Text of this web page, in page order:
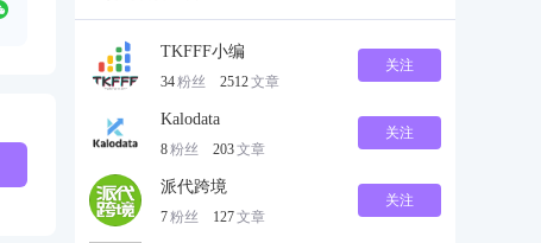
TKFFF小编
34粉丝 2512文章
关注
Kalodata
8粉丝 203文章
关注
派代跨境
7粉丝 127文章
关注